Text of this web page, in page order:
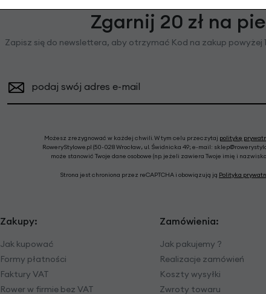
Zgarnij 20 zł na
Zapisz się do newslettera, aby otrzymać Kod na zakup
podaj swój adres e-mail
Możesz zrezygnować w każdej chwili. W tym celu przeczytaj politykę
RoweryStylowe.pl (50-028 Wrocław, ul. Świdnicka 49; e-mail:
może stanowić Twoje dane osobowe (np. jeżeli zawiera Twoje imię i
Strona jest chroniona przez reCAPTCHA i obowiązują ją Polityka
Zakupy:
Jak kupować
Formy płatności
Faktury VAT
Rower w firmie bez VAT
Zamówienia:
Jak pakujemy ?
Realizacje zamówień
Koszty wysyłki
Zwroty towaru